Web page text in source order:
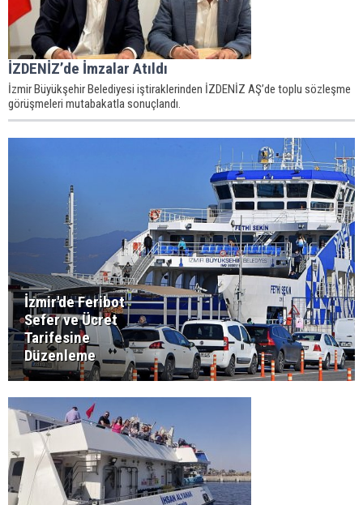
İZDENİZ’de İmzalar Atıldı
İzmir Büyükşehir Belediyesi iştiraklerinden İZDENİZ AŞ’de toplu sözleşme
görüşmeleri mutabakatla sonuçlandı.
İzmir'de Feribot
Sefer ve Ücret
Tarifesine
Düzenleme